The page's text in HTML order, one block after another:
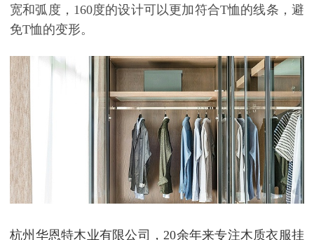
宽和弧度，160度的设计可以更加符合T恤的线条，避
免T恤的变形。
杭州华恩特木业有限公司，20余年来专注木质衣服挂